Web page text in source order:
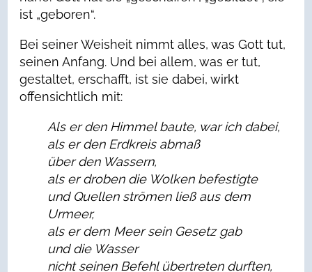
ist „geboren“.
Bei seiner Weisheit nimmt alles, was Gott tut,
seinen Anfang. Und bei allem, was er tut,
gestaltet, erschafft, ist sie dabei, wirkt
offensichtlich mit:
Als er den Himmel baute, war ich dabei,
als er den Erdkreis abmaß
über den Wassern,
als er droben die Wolken befestigte
und Quellen strömen ließ aus dem
Urmeer,
als er dem Meer sein Gesetz gab
und die Wasser
nicht seinen Befehl übertreten durften,